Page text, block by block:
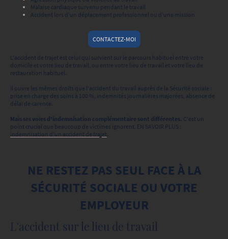
Malaise cardiaque survenu pendant le travail
Accident lors d'un déplacement professionnel ou d'une mission
CONTACTEZ-MOI
L'accident de trajet est celui qui survient sur le parcours habituel entre votre
domicile et votre lieu de travail, ou entre votre lieu de travail et votre lieu de
restauration habituel.
Il ouvre les mêmes droits que l'accident du travail auprès de la Sécurité sociale :
prise en charge des soins à 100 %, indemnités journalières majorées, absence de
délai de carence.
Mais ses voies d'indemnisation complémentaire sont différentes. C'est un
point crucial que beaucoup de victimes ignorent. EN SAVOIR PLUS :
indemnisation d'un accident de trajet.
NE RESTEZ PAS SEUL FACE À LA
SÉCURITÉ SOCIALE OU VOTRE
EMPLOYEUR
L'accident sur le lieu de travail